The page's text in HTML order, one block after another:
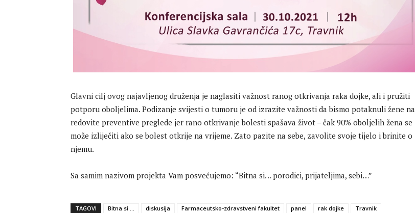
Glavni cilj ovog najavljenog druženja je naglasiti važnost ranog otkrivanja raka dojke, ali i pružiti
potporu oboljelima. Podizanje svijesti o tumoru je od izrazite važnosti da bismo potaknuli žene na
redovite preventive preglede jer rano otkrivanje bolesti spašava život – čak 90% oboljelih žena se
može izliječiti ako se bolest otkrije na vrijeme. Zato pazite na sebe, zavolite svoje tijelo i brinite o
njemu.
Sa samim nazivom projekta Vam posvećujemo: “Bitna si… porodici, prijateljima, sebi…”
TAGOVI Bitna si ... diskusija Farmaceutsko-zdravstveni fakultet panel rak dojke Travnik